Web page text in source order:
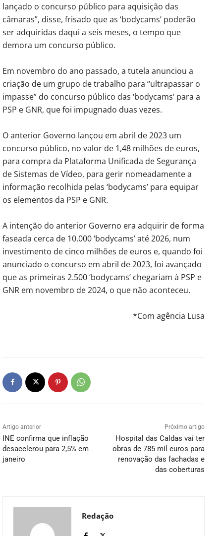
lançado o concurso público para aquisição das
câmaras”, disse, frisado que as ‘bodycams’ poderão
ser adquiridas daqui a seis meses, o tempo que
demora um concurso público.
Em novembro do ano passado, a tutela anunciou a
criação de um grupo de trabalho para “ultrapassar o
impasse” do concurso público das ‘bodycams’ para a
PSP e GNR, que foi impugnado duas vezes.
O anterior Governo lançou em abril de 2023 um
concurso público, no valor de 1,48 milhões de euros,
para compra da Plataforma Unificada de Segurança
de Sistemas de Vídeo, para gerir nomeadamente a
informação recolhida pelas ‘bodycams’ para equipar
os elementos da PSP e GNR.
A intenção do anterior Governo era adquirir de forma
faseada cerca de 10.000 ‘bodycams’ até 2026, num
investimento de cinco milhões de euros e, quando foi
anunciado o concurso em abril de 2023, foi avançado
que as primeiras 2.500 ‘bodycams’ chegariam à PSP e
GNR em novembro de 2024, o que não aconteceu.
*Com agência Lusa
Artigo anterior
INE confirma que inflação
desacelerou para 2,5% em
janeiro
Próximo artigo
Hospital das Caldas vai ter
obras de 785 mil euros para
renovação das fachadas e
das coberturas
Redação